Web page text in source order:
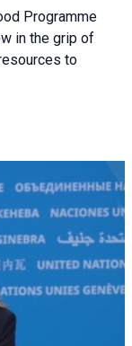
Programme
in the grip of
to